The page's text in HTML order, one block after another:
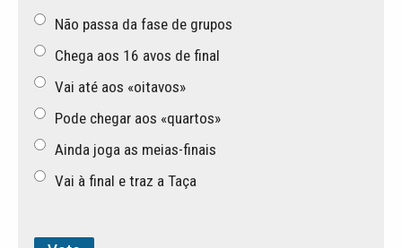
Não passa da fase de grupos
Chega aos 16 avos de final
Vai até aos «oitavos»
Pode chegar aos «quartos»
Ainda joga as meias-finais
Vai à final e traz a Taça